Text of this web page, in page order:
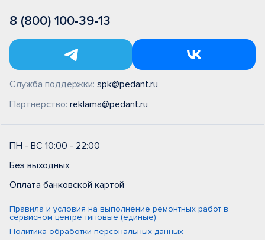
8 (800) 100-39-13
Служба поддержки: spk@pedant.ru
Партнерство: reklama@pedant.ru
ПН - ВС 10:00 - 22:00
Без выходных
Оплата банковской картой
Правила и условия на выполнение ремонтных работ в
сервисном центре типовые (единые)
Политика обработки персональных данных